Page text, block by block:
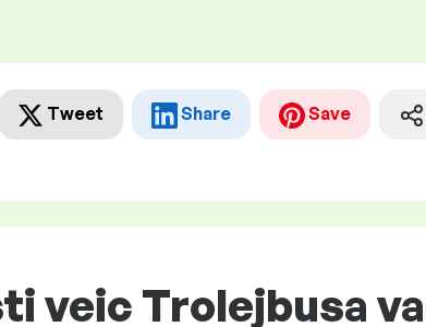
Tweet Share Save
veic Trolejbusa